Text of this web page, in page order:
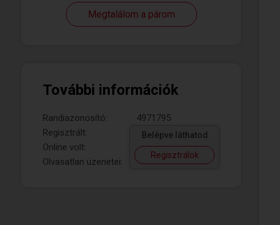
Megtalálom a párom
További információk
Randiazonosító:
4971795
Regisztrált:
Online volt:
Olvasatlan üzenetei:
Belépve láthatod
Regisztrálok